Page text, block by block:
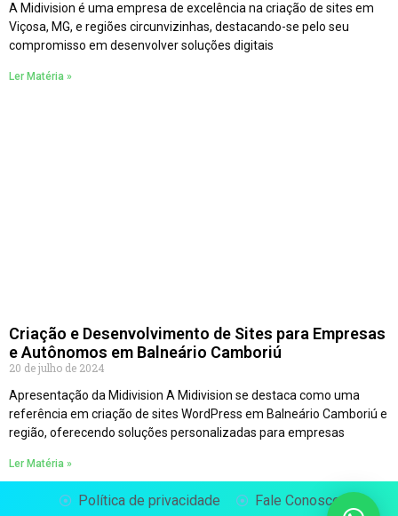
A Midivision é uma empresa de excelência na criação de sites em
Viçosa, MG, e regiões circunvizinhas, destacando-se pelo seu
compromisso em desenvolver soluções digitais
Ler Matéria »
Criação e Desenvolvimento de Sites para Empresas
e Autônomos em Balneário Camboriú
20 de julho de 2024
Apresentação da Midivision A Midivision se destaca como uma
referência em criação de sites WordPress em Balneário Camboriú e
região, oferecendo soluções personalizadas para empresas
Ler Matéria »
Política de privacidade Fale Conosco